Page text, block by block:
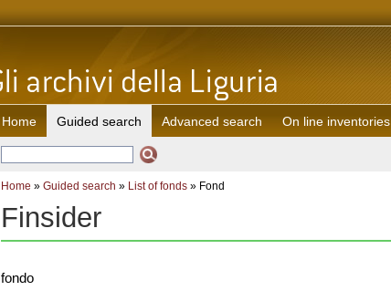
Home Guided search Advanced search On line inventories
Home » Guided search » List of fonds » Fond
Finsider
fondo